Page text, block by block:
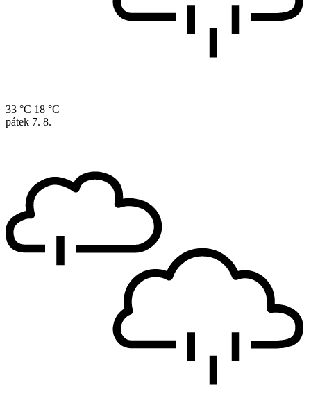
33 °C 18 °C
pátek 7. 8.